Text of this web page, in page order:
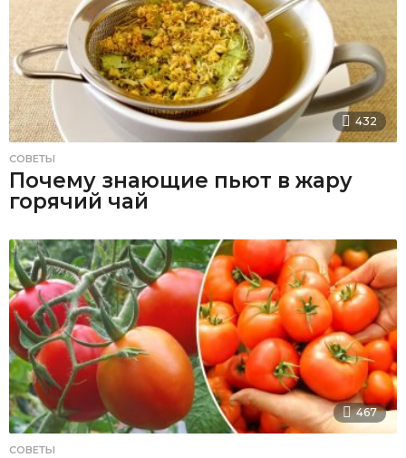
432
СОВЕТЫ
Почему знающие пьют в жару
горячий чай
467
СОВЕТЫ